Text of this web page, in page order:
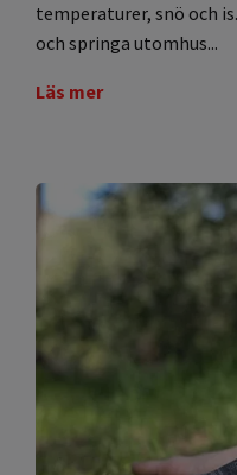
temperaturer, snö och
och springa utomhus...
Läs mer